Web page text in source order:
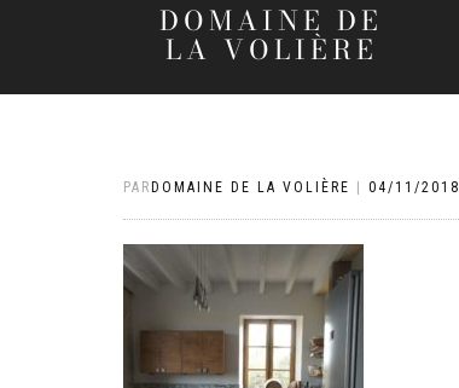
DOMAINE DE
LA VOLIÈRE
PAR DOMAINE DE LA VOLIÈRE 04/11/2018